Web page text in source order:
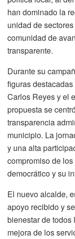
han dominado la
unidad de
comunidad de
transparente.
Durante su
figuras
Carlos Reyes y el
propuesta se
transparencia
municipio. La
y una alta
compromiso de
democrático y su
El nuevo alcalde,
apoyo recibido y
bienestar de
mejora de los